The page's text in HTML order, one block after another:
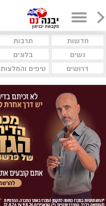
חדשות תרבות
נשים
בלוגים
דרושים
טיפים והמלצות